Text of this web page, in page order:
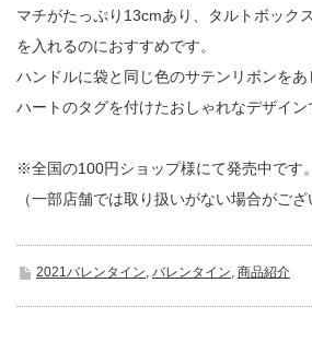
マチがたっぷり13cmあり、タルトボック
を入れるのにおすすめです。
ハンドルに袋と同じ色のサテンリボンを
ハートのタグを付けたおしゃれなデザイン
※全国の100円ショップ様にて発売中です。
（一部店舗では取り扱いがない場合がござ
2021バレンタイン, バレンタイン, 商品紹介